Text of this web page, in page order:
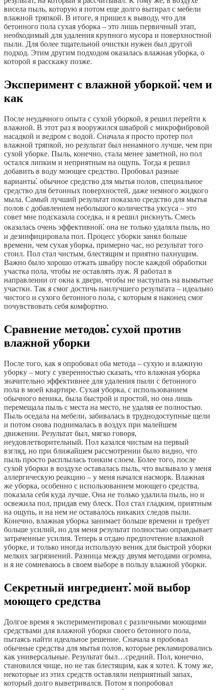
висела пыль, которую я потом еще долго вытирал с мебели
влажной тряпкой. В итоге, я пришел к выводу, что для
бетонного пола сухая уборка – это лишь первичный этап,
необходимый для удаления крупного мусора и поверхностной
пыли. Для более тщательной очистки нужен был другой
подход. Этим другим подходом оказалась влажная уборка, о
которой я расскажу позже.
Эксперимент с влажной уборкой⁚ чем и
как
После неудачного опыта с сухой уборкой, я решил перейти к
влажной. В этот раз я вооружился шваброй с микрофибровой
насадкой и ведром с водой. Сначала я просто протер пол
влажной тряпкой, но результат был ненамного лучше, чем при
сухой уборке. Пыль, конечно, стала менее заметной, но пол
остался липким и неприятным на ощупь. Тогда я решил
добавить в воду моющее средство. Пробовал разные
варианты⁚ обычное средство для мытья полов, специальное
средство для бетонных поверхностей, даже немного жидкого
мыла. Самый лучший результат показало средство для мытья
полов с добавлением небольшого количества уксуса – это
совет мне подсказала соседка, и я решил рискнуть. Смесь
оказалась очень эффективной⁚ она не только удаляла пыль, но
и дезинфицировала пол. Процесс уборки занял больше
времени, чем сухая уборка, примерно час, но результат того
стоил. Пол стал чистым, блестящим и приятно пахнущим.
Важно было хорошо отжать швабру после каждой обработки
участка пола, чтобы не оставлять луж. Я работал в
направлении от окна к двери, чтобы не наступать на вымытые
участки. Так я смог достичь наилучшего результата – идеально
чистого и сухого бетонного пола, с которым я наконец смог
почувствовать себя комфортно.
Сравнение методов⁚ сухой против
влажной уборки
После того, как я опробовал оба метода – сухую и влажную
уборку – могу с уверенностью сказать, что влажная уборка
значительно эффективнее для удаления пыли с бетонного
пола в моей квартире. Сухая уборка, с использованием
обычного веника, была быстрой и простой, но она лишь
перемещала пыль с места на место, не удаляя ее полностью.
Пыль оседала на мебели, забивалась в труднодоступные щели
и потом снова поднималась в воздух при малейшем
движении. Результат был, мягко говоря,
неудовлетворительный. Пол казался чистым на первый
взгляд, но при ближайшем рассмотрении было видно, что
пыль просто расплылась тонким слоем. Более того, после
сухой уборки в воздухе оставалась пыль, что вызывало у меня
аллергическую реакцию – у меня начался насморк. Влажная
же уборка, особенно с использованием моющего средства,
показала себя куда лучше. Она не только удалила пыль, но и
освежила пол, придав ему блеск. Пол стал гладким, приятным
на ощупь, и на нем не оставалось никаких следов пыли.
Конечно, влажная уборка занимает больше времени и требует
больше усилий, но для меня результат полностью оправдывает
затраченные усилия. Теперь я отдаю предпочтение влажной
уборке, и только иногда использую веник для быстрой уборки
мелких загрязнений. Разница между двумя методами огромна,
и я не сомневаюсь в своем выборе в пользу влажной уборки.
Секретный ингредиент⁚ мой выбор
моющего средства
Долгое время я экспериментировал с различными моющими
средствами для влажной уборки своего бетонного пола,
пытаясь найти идеальное решение. Сначала я пробовал
обычные средства для мытья полов, которые рекламировались
как универсальные. Результат был…средний. Пол, конечно,
становился чище, но не так блестящим, как я хотел. К тому же,
некоторые из этих средств оставляли неприятный запах,
который долго выветривался. Потом я попробовал